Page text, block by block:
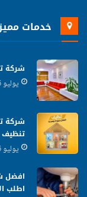
خدمات
شركة
يوليو 16, 2025
تنظيف
يوليو 16, 2025
اطلب الان 0556501701‬‏ –